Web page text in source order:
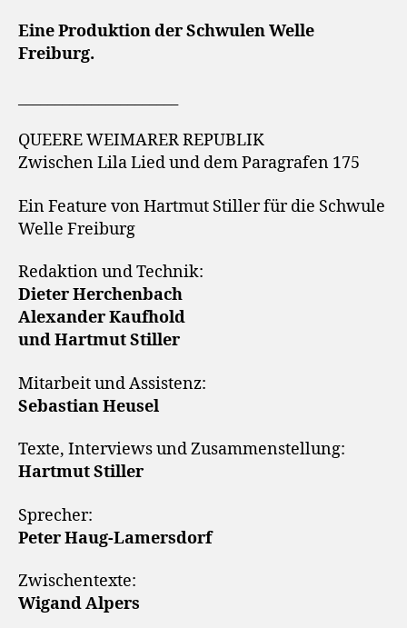
Eine Produktion der Schwulen Welle
Freiburg.
QUEERE WEIMARER REPUBLIK
Zwischen Lila Lied und dem Paragrafen 175
Ein Feature von Hartmut Stiller für die Schwule
Welle Freiburg
Redaktion und Technik:
Dieter Herchenbach
Alexander Kaufhold
und Hartmut Stiller
Mitarbeit und Assistenz:
Sebastian Heusel
Texte, Interviews und Zusammenstellung:
Hartmut Stiller
Sprecher:
Peter Haug-Lamersdorf
Zwischentexte:
Wigand Alpers